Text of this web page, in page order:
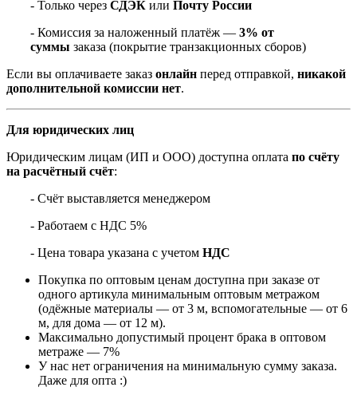
- Только через СДЭК или Почту России
- Комиссия за наложенный платёж — 3% от
суммы заказа (покрытие транзакционных сборов)
Если вы оплачиваете заказ онлайн перед отправкой, никакой
дополнительной комиссии нет.
Для юридических лиц
Юридическим лицам (ИП и ООО) доступна оплата по счёту
на расчётный счёт:
- Счёт выставляется менеджером
- Работаем с НДС 5%
- Цена товара указана с учетом НДС
Покупка по оптовым ценам доступна при заказе от
одного артикула минимальным оптовым метражом
(одёжные материалы — от 3 м, вспомогательные — от 6
м, для дома — от 12 м).
Максимально допустимый процент брака в оптовом
метраже — 7%
У нас нет ограничения на минимальную сумму заказа.
Даже для опта :)